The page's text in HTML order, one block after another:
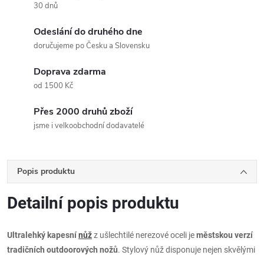
30 dnů
Odeslání do druhého dne
doručujeme po Česku a Slovensku
Doprava zdarma
od 1500 Kč
Přes 2000 druhů zboží
jsme i velkoobchodní dodavatelé
Popis produktu
Detailní popis produktu
Ultralehký kapesnínůžz ušlechtilé nerezové oceli jeměstskou verzí
tradičních outdoorových nožů. Stylový nůž disponuje nejen skvělými